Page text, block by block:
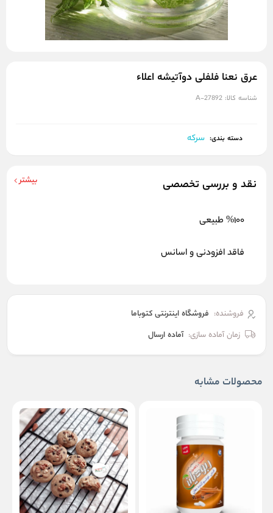
عرق نعنا فلفلی دوآتیشه اعلاء
شناسه کالا: A-27892
دسته بندی: سرکه
نقد و بررسی تخصصی بیشتر
%100 طبیعی
فاقد افزودنی و اسانس
فروشنده: فروشگاه اینترنتی کتوباما
زمان آماده سازی: آماده ارسال
محصولات مشابه